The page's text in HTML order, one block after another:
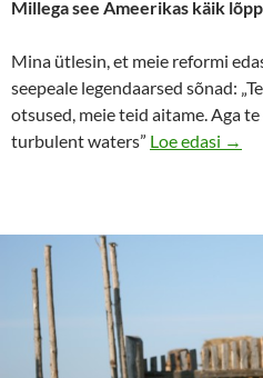
Millega see Ameerikas käik
Mina ütlesin, et meie reformi
seepeale legendaarsed sõnad:
otsused, meie teid aitame. Aga
turbulent waters” Loe edasi →